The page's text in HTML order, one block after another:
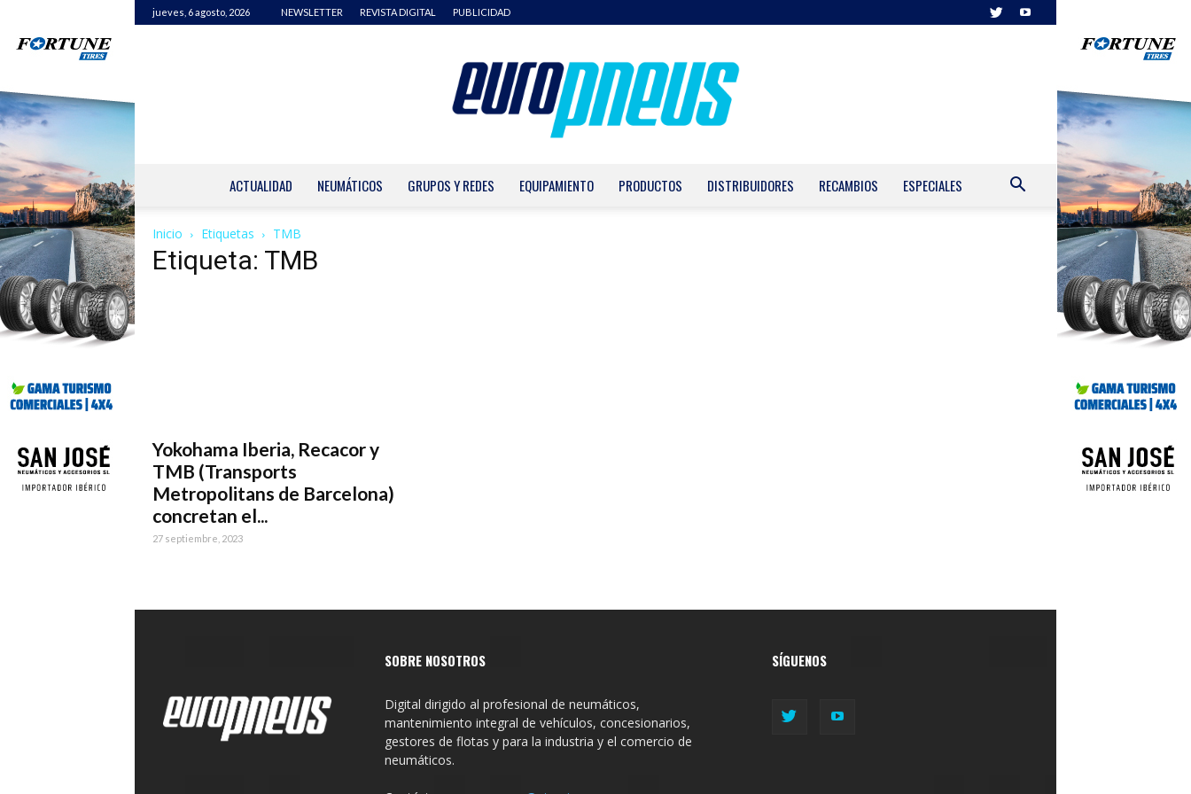
jueves, 6 agosto, 2026 NEWSLETTER REVISTA DIGITAL PUBLICIDAD
ACTUALIDAD NEUMÁTICOS GRUPOS Y REDES EQUIPAMIENTO PRODUCTOS DISTRIBUIDORES RECAMBIOS ESPECIALES
Inicio Etiquetas TMB
Etiqueta: TMB
Yokohama Iberia, Recacor y
TMB (Transports
Metropolitans de Barcelona)
concretan el...
27 septiembre, 2023
SOBRE NOSOTROS
Digital dirigido al profesional de neumáticos,
mantenimiento integral de vehículos, concesionarios,
gestores de flotas y para la industria y el comercio de
neumáticos.
SÍGUENOS